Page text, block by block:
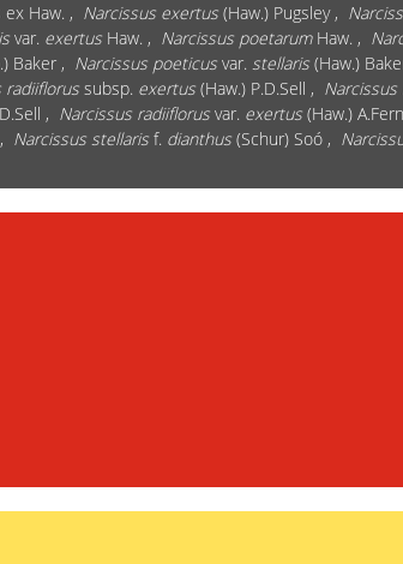
Haw. , Narcissus exertus(Haw.) Pugsley ,
var. exertusHaw. , Narcissus poetarumHaw. ,
Baker , Narcissus poeticusvar. stellaris(Haw.)
radiiflorussubsp. exertus(Haw.) P.D.Sell ,
, Narcissus radiiflorusvar. exertus(Haw.)
Narcissus stellarisf. dianthus(Schur) Soó ,